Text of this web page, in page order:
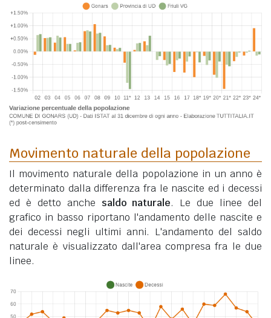
Movimento naturale della popolazione
Il movimento naturale della popolazione in un anno è
determinato dalla differenza fra le nascite ed i decessi
ed è detto anche saldo naturale. Le due linee del
grafico in basso riportano l'andamento delle nascite e
dei decessi negli ultimi anni. L'andamento del saldo
naturale è visualizzato dall'area compresa fra le due
linee.